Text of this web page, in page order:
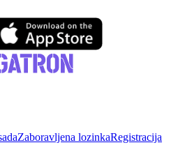
Zaboravljena lozinkaRegistracija